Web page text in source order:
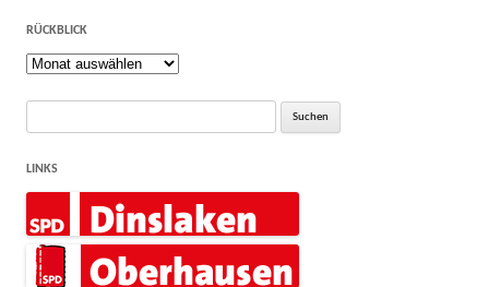
RÜCKBLICK
Rückblick
Suche
LINKS